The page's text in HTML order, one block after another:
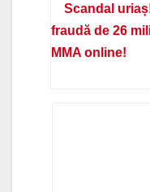
Scandal
fraudă de 26
MMA online!